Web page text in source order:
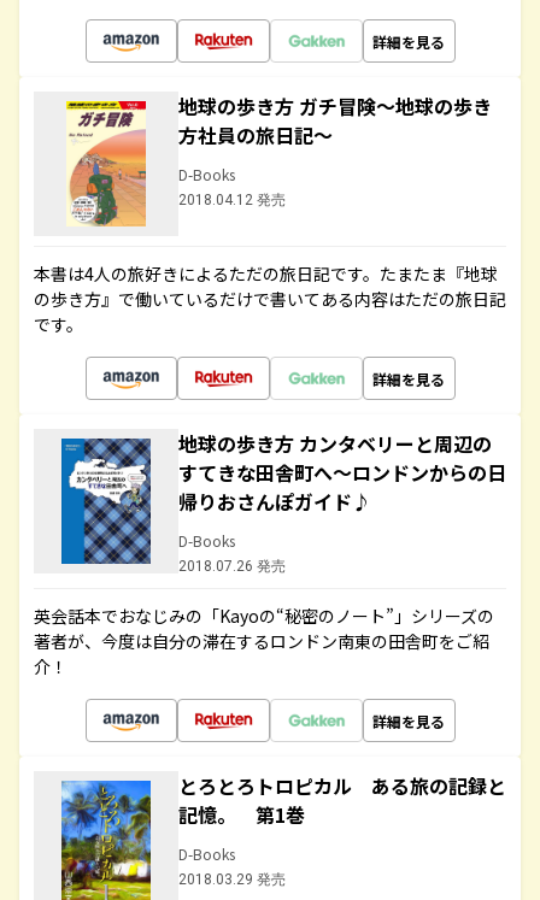
詳細を見る
地球の歩き方 ガチ冒険～地球の歩き
方社員の旅日記～
D-Books
2018.04.12 発売
本書は4人の旅好きによるただの旅日記です。たまたま『地球
の歩き方』で働いているだけで書いてある内容はただの旅日記
です。
詳細を見る
地球の歩き方 カンタベリーと周辺の
すてきな田舎町へ～ロンドンからの日
帰りおさんぽガイド♪
D-Books
2018.07.26 発売
英会話本でおなじみの「Kayoの“秘密のノート”」シリーズの
著者が、今度は自分の滞在するロンドン南東の田舎町をご紹
介！
詳細を見る
とろとろトロピカル ある旅の記録と
記憶。 第1巻
D-Books
2018.03.29 発売